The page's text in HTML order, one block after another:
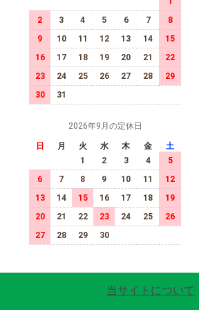
2
3 4 5 6 7
8
9
10 11 12 13 14
15
16
17 18 19 20 21
22
23
24 25 26 27 28
29
30
31
2026年9月の定休日
日 月 火 水 木 金
土
1
2 3 4
5
6
7 8 9 10 11
12
13
14 15 16 17 18
19
20
21 22 23 24 25
26
27
28 29 30
当サイトについて